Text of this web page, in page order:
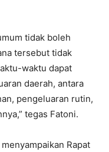
tidak boleh
tersebut tidak
waktu dapat
daerah, antara
pengeluaran rutin,
tegas Fatoni.
Rapat